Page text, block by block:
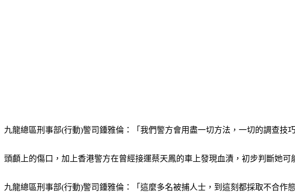
九龍總區刑事部(行動)警司鍾雅倫：「我們警方會用盡一切方法，一切的調查技
頭顱上的傷口，加上香港警方在曾經接運蔡天鳳的車上發現血漬，初步判斷她可
九龍總區刑事部(行動)警司鍾雅倫：「這麼多名被捕人士，到這刻都採取不合